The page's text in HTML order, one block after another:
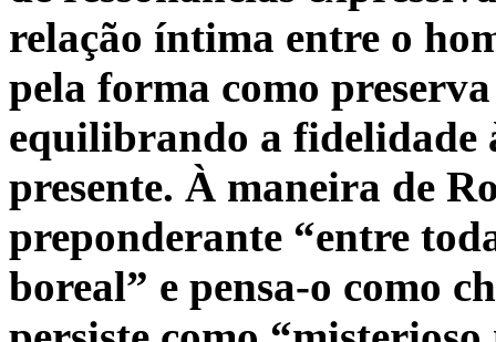
relação íntima entre o
pela forma como
equilibrando a fidelidade
presente. À maneira de
preponderante “entre
boreal” e pensa-o como